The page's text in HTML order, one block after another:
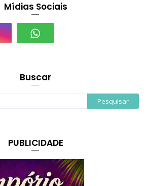
Mídias Sociais
Buscar
PUBLICIDADE